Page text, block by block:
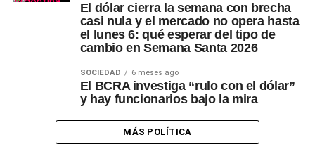
El dólar cierra la semana con brecha
casi nula y el mercado no opera hasta
el lunes 6: qué esperar del tipo de
cambio en Semana Santa 2026
SOCIEDAD 6 meses ago
El BCRA investiga “rulo con el dólar”
y hay funcionarios bajo la mira
MÁS POLÍTICA